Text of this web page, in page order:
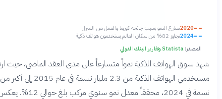
تسارع النمو بسبب جائحة كورونا والعمل من المنزل
Statista وتقارير البنك الدولي
الذكية نمواً متسارعاً على مدى العقد الماضي، حيث ارتفع عدد
مستخدمي الهواتف الذكية من 2.3 مليار نسمة في عام 2015 إلى أكثر من 6.6 مليار
نسمة في 2024، محققاً معدل نمو سنوي مركب بلغ حوالي 12%. يعكس هذا